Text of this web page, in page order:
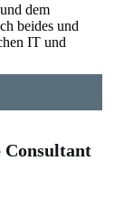
dem
beides und
IT und
Consultant